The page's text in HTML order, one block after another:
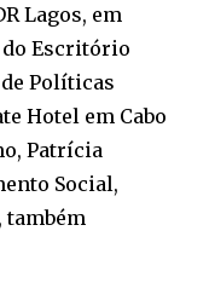
Lagos, em
do Escritório
Políticas
Hotel em Cabo
Patrícia
Social,
também